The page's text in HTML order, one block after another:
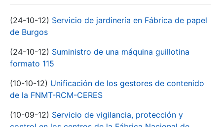
(24-10-12) Servicio de jardinería en Fábrica de papel
de Burgos
(24-10-12) Suministro de una máquina guillotina
formato 115
(10-10-12) Unificación de los gestores de contenido
de la FNMT-RCM-CERES
(10-09-12) Servicio de vigilancia, protección y